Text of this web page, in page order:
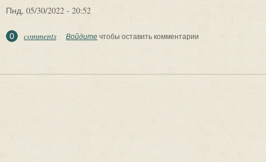
Пнд, 05/30/2022 - 20:52
0 comments Войдитечтобы оставить комментарии